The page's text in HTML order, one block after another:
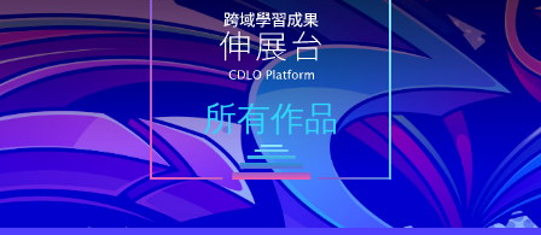
所有作品